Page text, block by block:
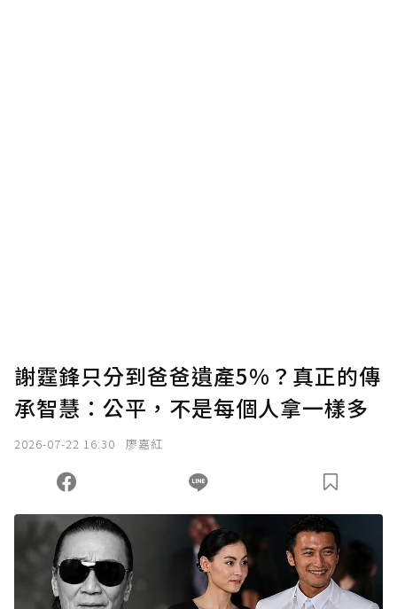
謝霆鋒只分到爸爸遺產5%？真正的傳
承智慧：公平，不是每個人拿一樣多
2026-07-22 16:30 廖嘉紅